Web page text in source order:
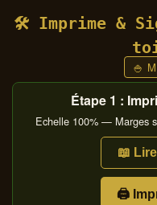
🛠️ Imprime &
🍚
Étape 1 :
Echelle 100% — Marges
📖
🖨️